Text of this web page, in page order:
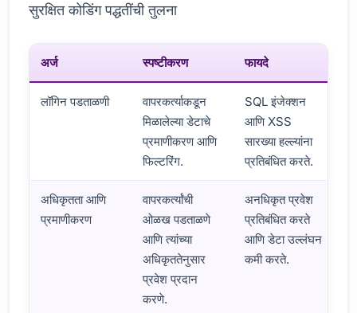
सुरक्षित कोडिंग पद्धतींची तुलना
अर्ज स्पष्टीकरण फायदे
लॉगिन पडताळणी
वापरकर्त्याकडून
मिळालेल्या डेटाचे
प्रमाणीकरण आणि
फिल्टरिंग.
SQL इंजेक्शन
आणि XSS
सारख्या हल्ल्यांना
प्रतिबंधित करते.
अधिकृतता आणि
प्रमाणीकरण
वापरकर्त्यांची
ओळख पडताळणे
आणि त्यांच्या
अधिकृततेनुसार
प्रवेश प्रदान
करणे.
अनधिकृत प्रवेश
प्रतिबंधित करते
आणि डेटा उल्लंघन
कमी करते.